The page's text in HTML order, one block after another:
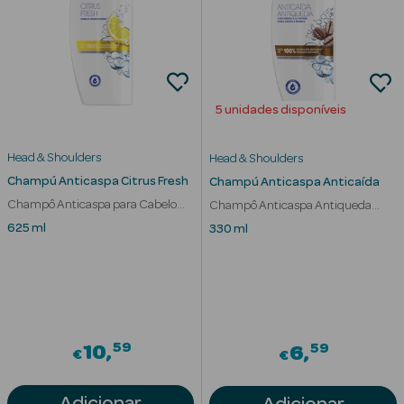
Corporais
Coffrets
Acessórios
Ver Tudo
Séruns Faciais
Contorno de
Head & Shoulders
Champú Anticaspa Citrus Fresh
Champô Anticaspa para Cabelo
Oleoso
625 ml
€10 59
5 unidades disponíveis
Head & Shoulders
Champú Anticaspa Anticaída
Champô Anticaspa Antiqueda
Devido a Quebra
330 ml
€6 59